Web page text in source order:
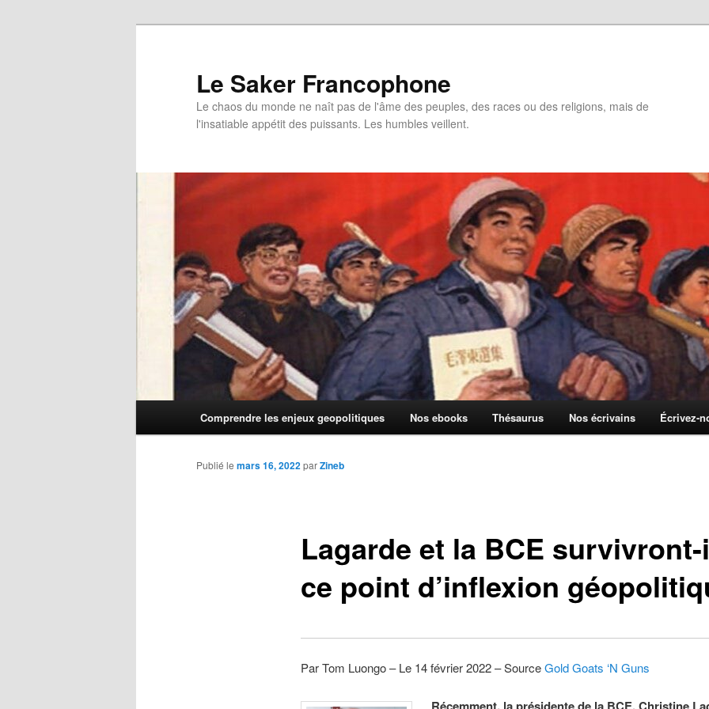
Le Saker Francophone
Le chaos du monde ne naît pas de l'âme des peuples, des races ou des religions, mais de
l'insatiable appétit des puissants. Les humbles veillent.
Comprendre les enjeux geopolitiques Nos ebooks Thésaurus Nos écrivains Écrivez-
Lagarde et la BCE
ce point d’inflexion
Publié le mars 16, 2022parZineb
Par Tom Luongo – Le 14 février 2022 – SourceGold Goats ‘N Guns